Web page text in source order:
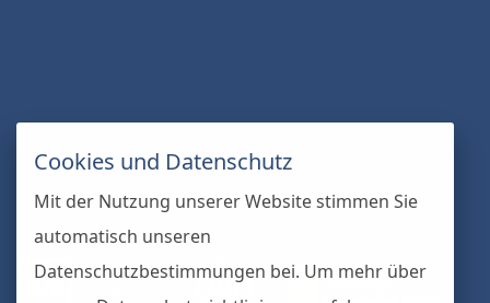
Cookies und Datenschutz
Mit der Nutzung unserer Website stimmen Sie
automatisch unseren
Datenschutzbestimmungen bei. Um mehr über